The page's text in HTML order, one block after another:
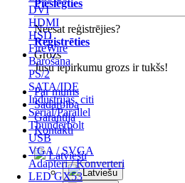
DVI
HDMI
HSD
FireWire
Barošana
PS/2
SATA/IDE
Industrijas, citi
Serial/Parallel
Thunderbolt
USB
VGA / SVGA
Adapteri / Konverteri
LED GX53
Pieslēgties
Neesat reģistrējies?
Reģistrēties
Grozs
Jūsu iepirkumu grozs ir tukšs!
Par mums
Sadarbība
Garantija
Kontakti
Latviešu
Latviešu